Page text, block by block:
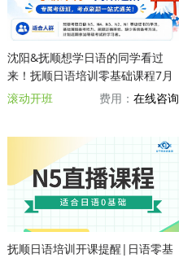
沈阳&抚顺想学日语的同学看过
来！抚顺日语培训零基础课程7月
15日开放试听，抓紧预约占位~
滚动开班 费用： 在线咨询
抚顺日语培训开课提醒|日语零基